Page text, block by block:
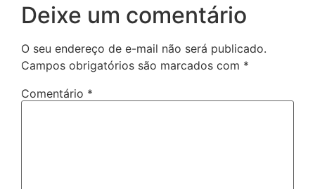
Deixe um comentário
O seu endereço de e-mail não será publicado.
Campos obrigatórios são marcados com *
Comentário *